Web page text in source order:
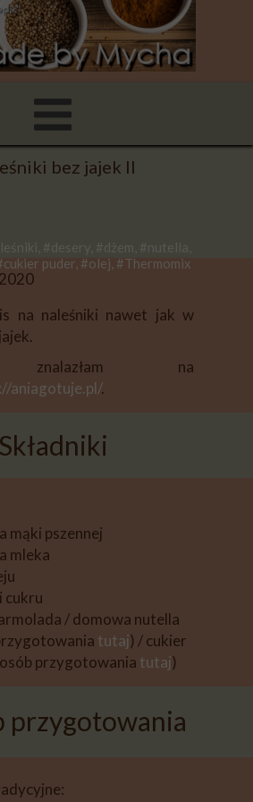
#desery, #dżem, #nutella,
puder, #olej, #Thermomix
bez jajek II
na naleśniki nawet jak w
znalazłam na
aniagotuje.pl/.
Składniki
mąki pszennej
mleka
cukru
/ domowa nutella
tutaj) / cukier
przygotowania tutaj)
przygotowania